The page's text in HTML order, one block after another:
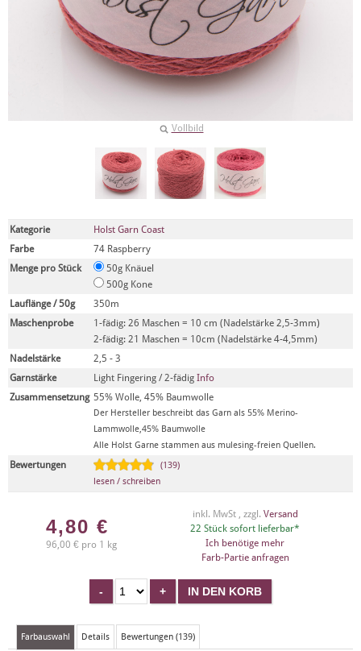
Vollbild
Kategorie
Holst Garn Coast
Farbe
74 Raspberry
Menge pro Stück
50g Knäuel
500g Kone
Lauflänge / 50g
350m
Maschenprobe
1-fädig: 26 Maschen = 10 cm (Nadelstärke 2,5-3mm)
2-fädig: 21 Maschen = 10cm (Nadelstärke 4-4,5mm)
Nadelstärke
2,5 - 3
Garnstärke
Light Fingering / 2-fädig Info
Zusammensetzung 55% Wolle, 45% Baumwolle
Der Hersteller beschreibt das Garn als 55% Merino-
Lammwolle,45% Baumwolle
Alle Holst Garne stammen aus mulesing-freien Quellen.
Bewertungen
(139)
lesen / schreiben
4,80 €
96,00 € pro 1 kg
inkl. MwSt , zzgl. Versand
22 Stück sofort lieferbar*
Ich benötige mehr
Farb-Partie anfragen
Farbauswahl Details Bewertungen (139)